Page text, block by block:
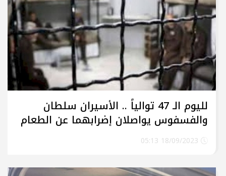
لليوم الـ 47 توالياً .. الأسيران سلطان
والفسفوس يواصلان إضرابهما عن الطعام